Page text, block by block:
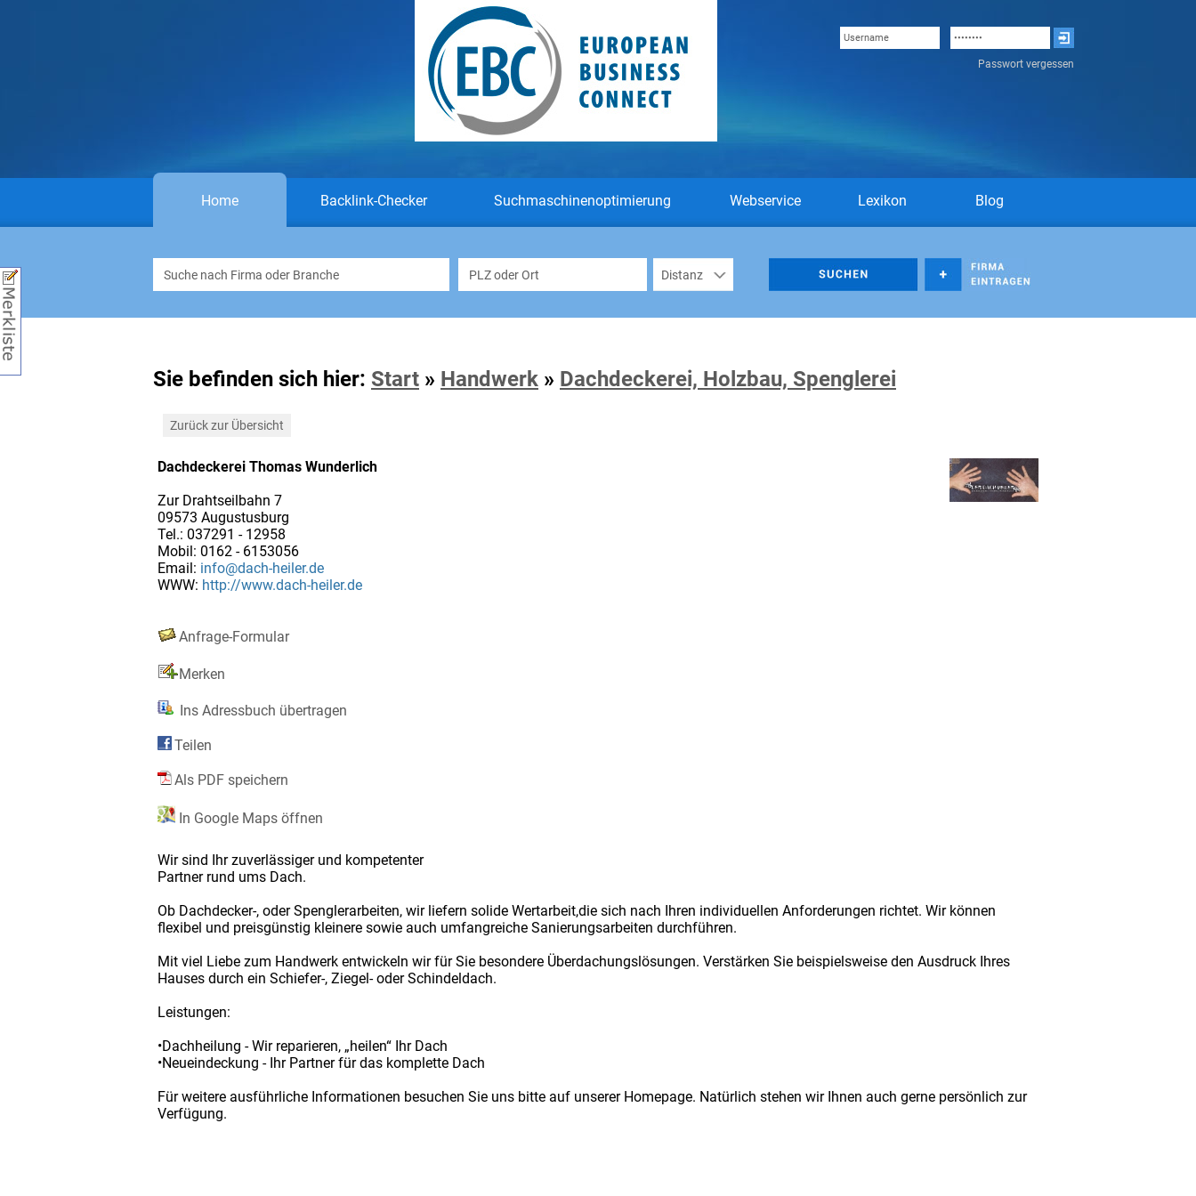
Passwort vergessen
Home Backlink-Checker Suchmaschinenoptimierung Webservice Lexikon Blog
Sie befinden sich hier: Start » Handwerk » Dachdeckerei, Holzbau, Spenglerei
Zurück zur Übersicht
Dachdeckerei Thomas Wunderlich
Zur Drahtseilbahn 7
09573 Augustusburg
Tel.: 037291 - 12958
Mobil: 0162 - 6153056
Email: info@dach-heiler.de
WWW: http://www.dach-heiler.de
Anfrage-Formular
Merken
Ins Adressbuch übertragen
Teilen
Als PDF speichern
In Google Maps öffnen
Wir sind Ihr zuverlässiger und kompetenter
Partner rund ums Dach.
Ob Dachdecker-, oder Spenglerarbeiten, wir liefern solide Wertarbeit,die sich nach Ihren individuellen Anforderungen richtet. Wir können
flexibel und preisgünstig kleinere sowie auch umfangreiche Sanierungsarbeiten durchführen.
Mit viel Liebe zum Handwerk entwickeln wir für Sie besondere Überdachungslösungen. Verstärken Sie beispielsweise den Ausdruck Ihres
Hauses durch ein Schiefer-, Ziegel- oder Schindeldach.
Leistungen:
•Dachheilung - Wir reparieren, „heilen“ Ihr Dach
•Neueindeckung - Ihr Partner für das komplette Dach
Für weitere ausführliche Informationen besuchen Sie uns bitte auf unserer Homepage. Natürlich stehen wir Ihnen auch gerne persönlich zur
Verfügung.